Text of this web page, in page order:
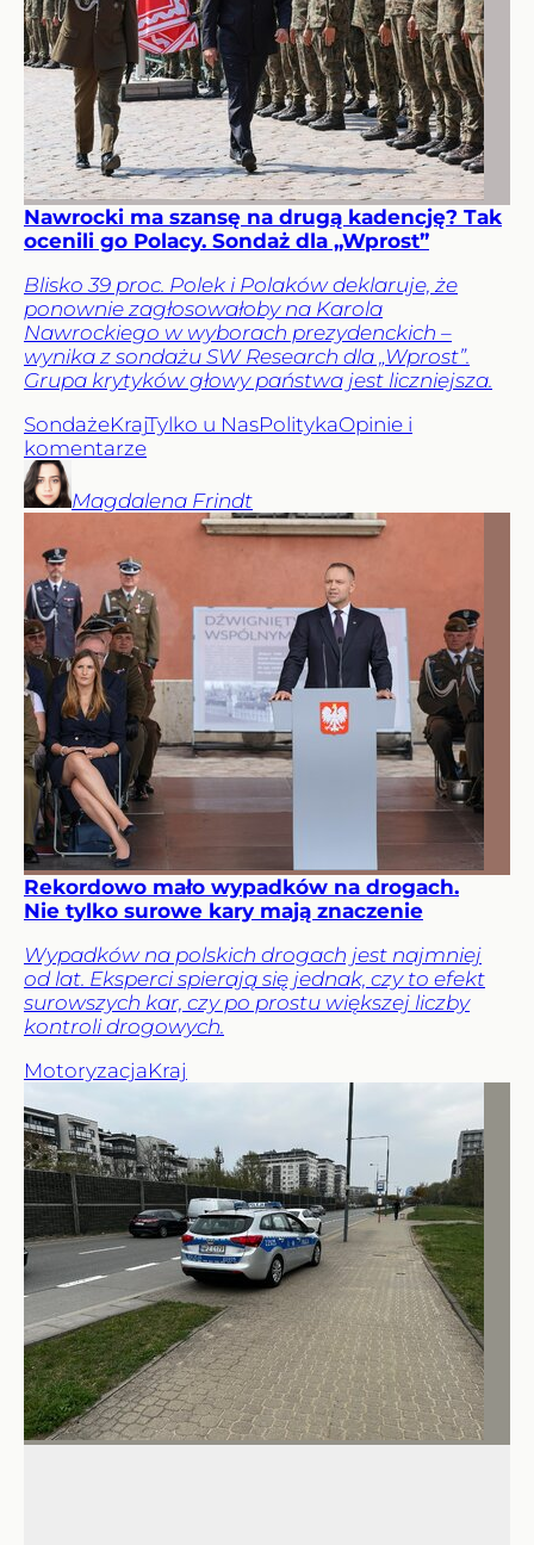
Nawrocki ma szansę na drugą kadencję? Tak
ocenili go Polacy. Sondaż dla „Wprost”
Blisko 39 proc. Polek i Polaków deklaruje, że
ponownie zagłosowałoby na Karola
Nawrockiego w wyborach prezydenckich –
wynika z sondażu SW Research dla „Wprost”.
Grupa krytyków głowy państwa jest liczniejsza.
SondażeKrajTylko u NasPolitykaOpinie i
komentarze
Magdalena Frindt
Rekordowo mało wypadków na drogach.
Nie tylko surowe kary mają znaczenie
Wypadków na polskich drogach jest najmniej
od lat. Eksperci spierają się jednak, czy to efekt
surowszych kar, czy po prostu większej liczby
kontroli drogowych.
MotoryzacjaKraj